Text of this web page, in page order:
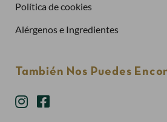
Política de cookies
Alérgenos e Ingredientes
También Nos Puedes